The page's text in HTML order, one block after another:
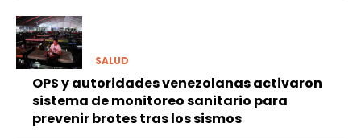
SALUD
OPS y autoridades venezolanas activaron
sistema de monitoreo sanitario para
prevenir brotes tras los sismos